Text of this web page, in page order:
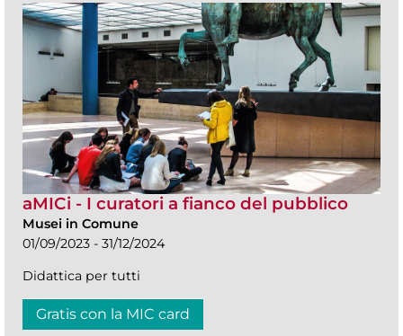
aMICi - I curatori a fianco del pubblico
Musei in Comune
01/09/2023 - 31/12/2024
Didattica per tutti
Gratis con la MIC card